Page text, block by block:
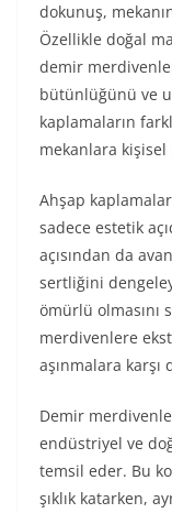
dokunuş,
Özellikle doğal
demir
bütünlüğünü ve
kaplamaların
mekanlara
Ahşap
sadece estetik
açısından da
sertliğini
ömürlü olmasını
merdivenlere
aşınmalara
Demir
endüstriyel ve
temsil eder. Bu
şıklık katarken,